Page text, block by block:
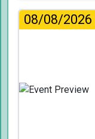
08/08/2026